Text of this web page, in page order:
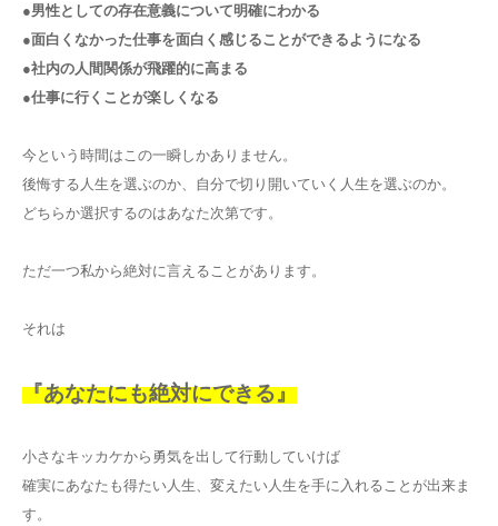
●男性としての存在意義について明確にわかる
●面白くなかった仕事を面白く感じることができるようになる
●社内の人間関係が飛躍的に高まる
●仕事に行くことが楽しくなる
今という時間はこの一瞬しかありません。
後悔する人生を選ぶのか、自分で切り開いていく人生を選ぶのか。
どちらか選択するのはあなた次第です。
ただ一つ私から絶対に言えることがあります。
それは
『あなたにも絶対にできる』
小さなキッカケから勇気を出して行動していけば
確実にあなたも得たい人生、変えたい人生を手に入れることが出来ま
す。